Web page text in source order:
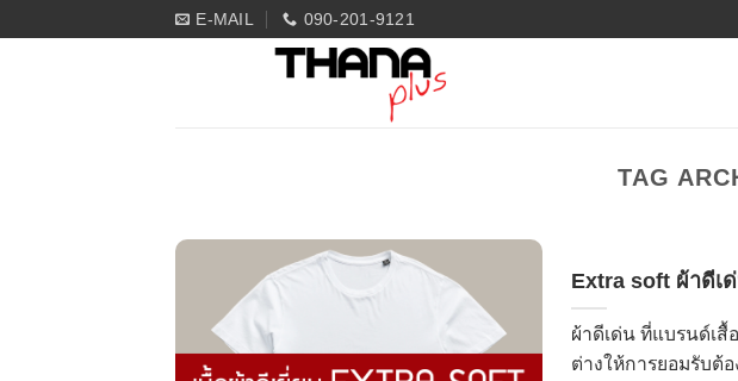
E-MAIL 090-201-9121
TAG
Extra soft ผ้าดีเ
ผ้าดีเด่น ที่แบรนด์เสื้
ต่างให้การยอมรับต้